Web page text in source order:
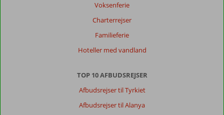
Voksenferie
Charterrejser
Familieferie
Hoteller med vandland
TOP 10 AFBUDSREJSER
Afbudsrejser til Tyrkiet
Afbudsrejser til Alanya